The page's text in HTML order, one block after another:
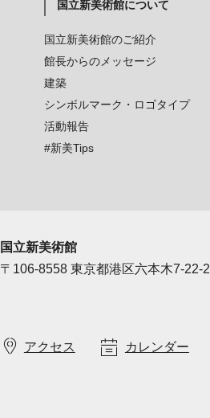
国立新美術館について
国立新美術館のご紹介
館長からのメッセージ
建築
シンボルマーク・ロゴタイプ
活動報告
#新美Tips
国立新美術館
〒106-8558 東京都港区六本木7-22-2
アクセス カレンダー